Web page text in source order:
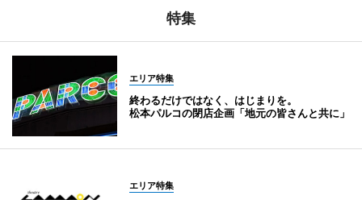
特集
エリア特集
終わるだけではなく、はじまりを。
松本パルコの閉店企画「地元の皆さんと共に」
エリア特集